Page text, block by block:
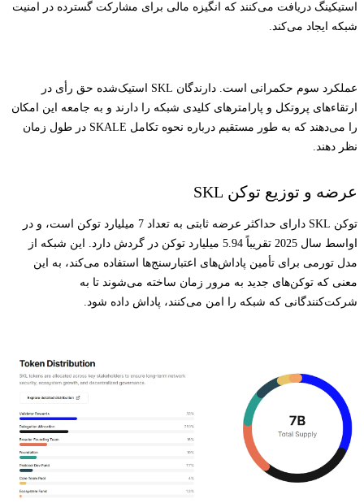
استیکینگ دریافت می‌کنند که انگیزه مالی برای مشارکت گسترده در امنیت
شبکه ایجاد می‌کند.
عملکرد سوم حکمرانی است. دارندگان SKL استیک‌شده حق رأی در
ارتقاءهای پروتکل و پارامترهای کلیدی شبکه را دارند و به جامعه این امکان
را می‌دهند که به طور مستقیم درباره نحوه تکامل SKALE در طول زمان
نظر دهند.
عرضه و توزیع توکن SKL
توکن SKL دارای حداکثر عرضه ثابتی به تعداد 7 میلیارد توکن است، و در
اواسط سال 2025 تقریباً 5.94 میلیارد توکن در گردش دارد. این شبکه از
مدل تورمی برای تأمین پاداش‌های اعتبارسنج‌ها استفاده می‌کند، به این
معنی که توکن‌های جدید به مرور زمان ساخته می‌شوند تا به
شرکت‌کنندگانی که شبکه را امن می‌کنند، پاداش داده شود.